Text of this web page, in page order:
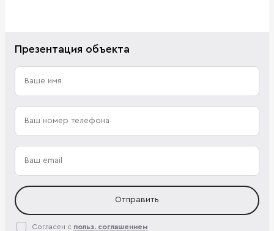
Презентация объекта
Отправить
Согласен с польз. соглашением